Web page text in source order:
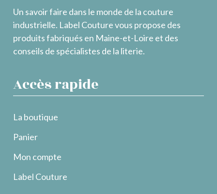
Un savoir faire dans le monde de la couture
industrielle. Label Couture vous propose des
produits fabriqués en Maine-et-Loire et des
conseils de spécialistes de la literie.
Accès rapide
La boutique
Panier
Mon compte
Label Couture